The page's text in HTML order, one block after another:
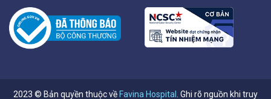
2023 © Bản quyền thuộc về Favina Hospital. Ghi rõ nguồn khi truy